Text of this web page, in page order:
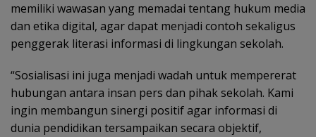
memiliki wawasan yang memadai tentang hukum media
dan etika digital, agar dapat menjadi contoh sekaligus
penggerak literasi informasi di lingkungan sekolah.
“Sosialisasi ini juga menjadi wadah untuk mempererat
hubungan antara insan pers dan pihak sekolah. Kami
ingin membangun sinergi positif agar informasi di
dunia pendidikan tersampaikan secara objektif,